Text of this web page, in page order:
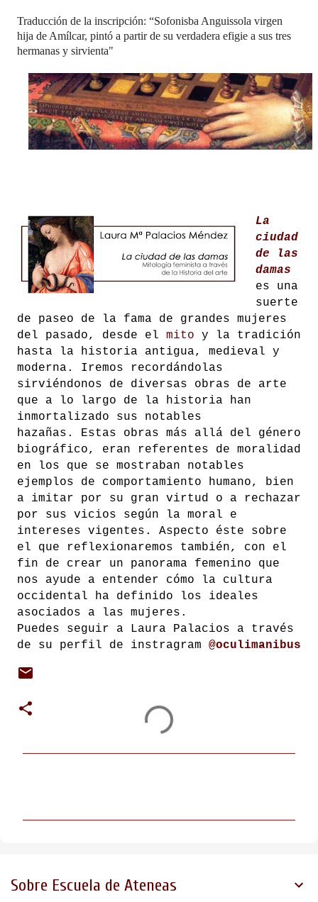
Traducción de la inscripción: “Sofonisba Anguissola virgen
hija de Amílcar, pintó a partir de su verdadera efigie a sus tres
hermanas y sirvienta"
La
ciudad
de las
damas
es una
suerte
de paseo de la fama de grandes mujeres
del pasado, desde el mito y la tradición
hasta la historia antigua, medieval y
moderna. Iremos recordándolas
sirviéndonos de diversas obras de arte
que a lo largo de la historia han
inmortalizado sus notables
hazañas. Estas obras más allá del género
biográfico, eran referentes de moralidad
en los que se mostraban notables
ejemplos de comportamiento humano, bien
a imitar por su gran virtud o a rechazar
por sus vicios según la moral e
intereses vigentes. Aspecto éste sobre
el que reflexionaremos también, con el
fin de crear un panorama femenino que
nos ayude a entender cómo la cultura
occidental ha definido los ideales
asociados a las mujeres.
Puedes seguir a Laura Palacios a través
de su perfil de instragram @oculimanibus
a
Sobre Escuela de Ateneas